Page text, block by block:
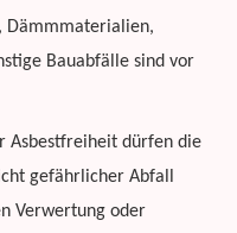
Dämmmaterialien,
Bauabfälle sind vor
Asbestfreiheit dürfen die
gefährlicher Abfall
Verwertung oder